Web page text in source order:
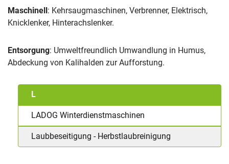
Maschinell : Kehrsaugmaschinen, Verbrenner, Elektrisch,
Knicklenker, Hinterachslenker.
Entsorgung: Umweltfreundlich Umwandlung in Humus,
Abdeckung von Kalihalden zur Aufforstung.
L
LADOG Winterdienstmaschinen
Laubbeseitigung - Herbstlaubreinigung